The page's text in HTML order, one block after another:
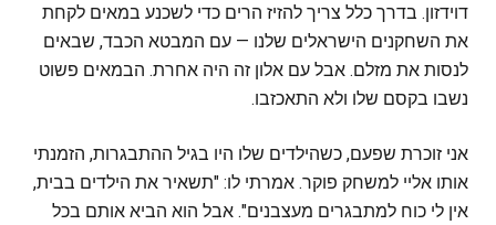
דוידזון. בדרך כלל צריך להזיז הרים כדי לשכנע במאים לקחת
את השחקנים הישראלים שלנו — עם המבטא הכבד, שבאים
לנסות את מזלם. אבל עם אלון זה היה אחרת. הבמאים פשוט
נשבו בקסם שלו ולא התאכזבו.
אני זוכרת שפעם, כשהילדים שלו היו בגיל ההתבגרות, הזמנתי
אותו אליי למשחק פוקר. אמרתי לו: "תשאיר את הילדים בבית,
אין לי כוח למתבגרים מעצבנים". אבל הוא הביא אותם בכל